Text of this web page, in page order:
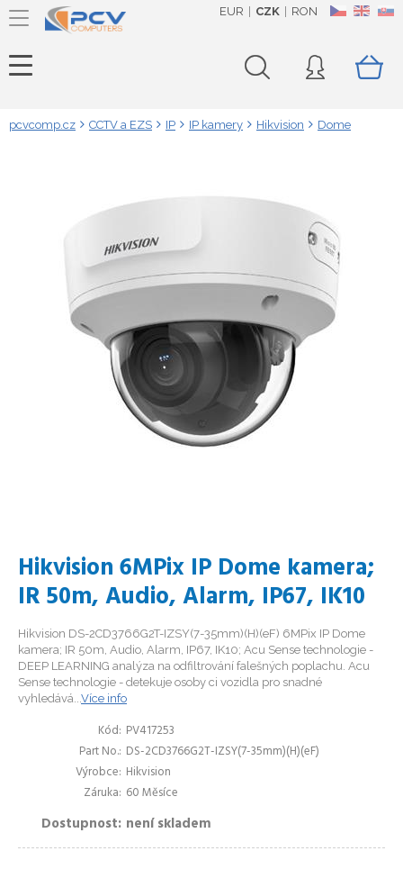
CZ EN SK
EUR CZK RON
pcvcomp.cz CCTV a EZS IP IP kamery Hikvision Dome
Hikvision 6MPix IP Dome kamera;
IR 50m, Audio, Alarm, IP67, IK10
Hikvision DS-2CD3766G2T-IZSY(7-35mm)(H)(eF) 6MPix IP Dome
kamera; IR 50m, Audio, Alarm, IP67, IK10; Acu Sense technologie -
DEEP LEARNING analýza na odfiltrování falešných poplachu. Acu
Sense technologie - detekuje osoby ci vozidla pro snadné
vyhledává...Více info
Kód PV417253
Part No. DS-2CD3766G2T-IZSY(7-35mm)(H)(eF)
Výrobce Hikvision
Záruka 60 Měsíce
Dostupnost není skladem